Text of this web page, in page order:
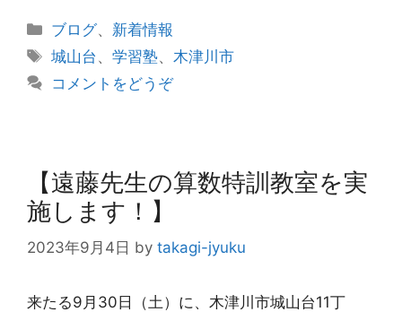
カ
テ
リ
ブログ、 新着情報
タ
グ
城山台 、学習塾、木津川市
コメントをどうぞ
【遠藤先生の算数特訓教室を実
施します！】
2023年9月4日 by takagi-jyuku
来たる9月30日（土）に、木津川市城山台11丁